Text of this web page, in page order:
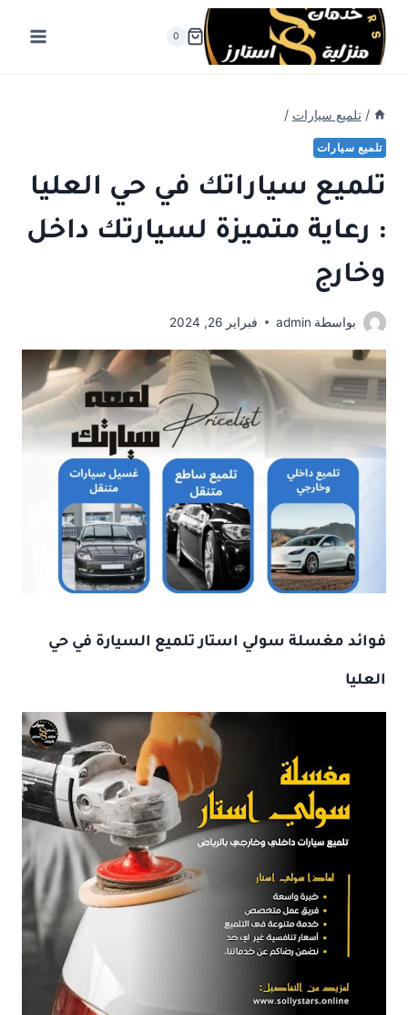
التجاوز
المحتوى
0
/ تلميع سيارات /
تلميع سيارات
تلميع سياراتك في حي العليا
: رعاية متميزة لسيارتك داخل
وخارج
بواسطة admin فبراير 26, 2024
فوائد مغسلة سولي استار تلميع السيارة في حي
العليا